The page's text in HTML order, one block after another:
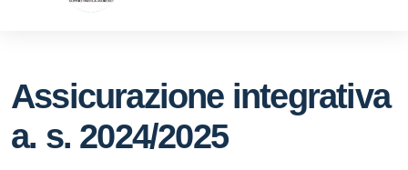
Assicurazione integrativa
a. s. 2024/2025